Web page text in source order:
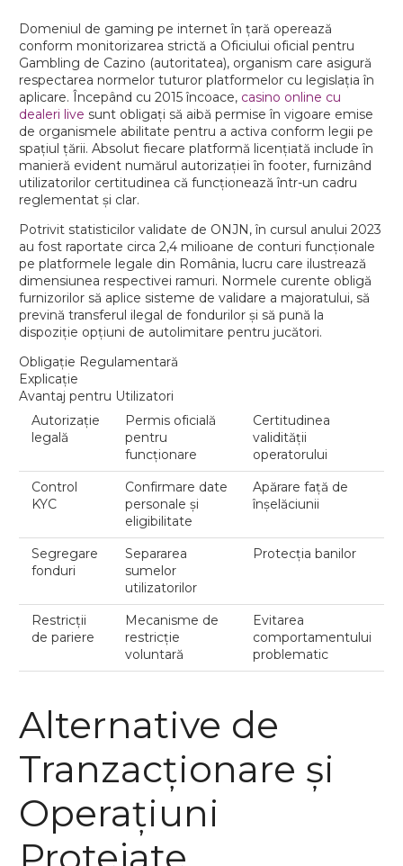
Domeniul de gaming pe internet în țară operează
conform monitorizarea strictă a Oficiului oficial pentru
Gambling de Cazino (autoritatea), organism care asigură
respectarea normelor tuturor platformelor cu legislația în
aplicare. Începând cu 2015 încoace, casino online cu
dealeri live sunt obligați să aibă permise în vigoare emise
de organismele abilitate pentru a activa conform legii pe
spațiul țării. Absolut fiecare platformă licențiată include în
manieră evident numărul autorizației în footer, furnizând
utilizatorilor certitudinea că funcționează într-un cadru
reglementat și clar.
Potrivit statisticilor validate de ONJN, în cursul anului 2023
au fost raportate circa 2,4 milioane de conturi funcționale
pe platformele legale din România, lucru care ilustrează
dimensiunea respectivei ramuri. Normele curente obligă
furnizorilor să aplice sisteme de validare a majoratului, să
prevină transferul ilegal de fondurilor și să pună la
dispoziție opțiuni de autolimitare pentru jucători.
Obligație Regulamentară
Explicație
Avantaj pentru Utilizatori
Autorizație
legală
Permis oficială
pentru
funcționare
Certitudinea
validității
operatorului
Control
KYC
Confirmare date
personale și
eligibilitate
Apărare față de
înșelăciunii
Segregare
fonduri
Separarea
sumelor
utilizatorilor
Protecția banilor
Restricții
de pariere
Mecanisme de
restricție
voluntară
Evitarea
comportamentului
problematic
Alternative de
Tranzacționare și
Operațiuni
Protejate